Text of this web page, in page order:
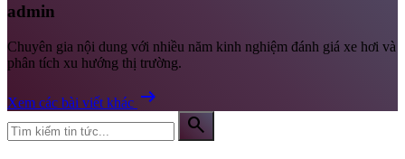
admin
Chuyên gia nội dung với nhiều năm kinh nghiệm đánh giá xe hơi và
phân tích xu hướng thị trường.
Xem các bài viết khác arrow_right_alt
search